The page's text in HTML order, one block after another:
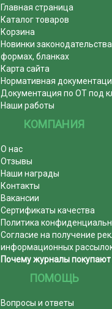
Главная страница
Каталог товаров
Корзина
Новинки
формах, бланках
Карта сайта
Нормативная
Документация по ОТ под
Наши работы
КОМПАНИЯ
О нас
Отзывы
Наши награды
Контакты
Вакансии
Сертификаты качества
Политика
Согласие на получение
информационных
Почему журналы покупают
ПОМОЩЬ
Вопросы и ответы